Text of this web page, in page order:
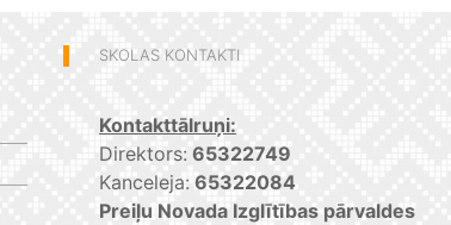
SKOLAS KONTAKTI
Kontakttālruņi:
Direktors: 65322749
Kanceleja: 65322084
Preiļu Novada Izglītības pārvaldes